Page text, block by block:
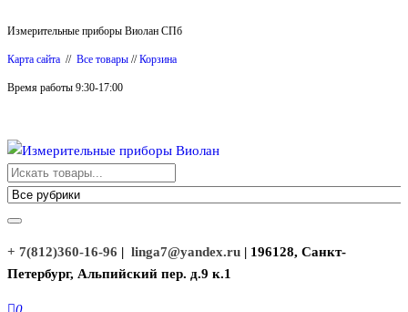
к
содержимому
Измерительные приборы Виолан СПб
Карта сайта // Все товары //Корзина
Время работы 9:30-17:00
Измерительные приборы Виолан
+ 7(812)360-16-96 | linga7@yandex.ru | 196128, Санкт-
Петербург, Альпийский пер. д.9 к.1